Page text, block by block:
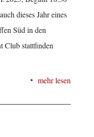
dieses Jahr eines
Süd in den
Club stattfinden
mehr lesen